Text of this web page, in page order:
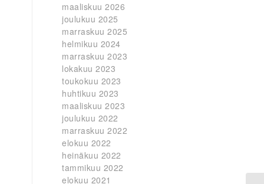
maaliskuu 2026
joulukuu 2025
marraskuu 2025
helmikuu 2024
marraskuu 2023
lokakuu 2023
toukokuu 2023
huhtikuu 2023
maaliskuu 2023
joulukuu 2022
marraskuu 2022
elokuu 2022
heinäkuu 2022
tammikuu 2022
elokuu 2021